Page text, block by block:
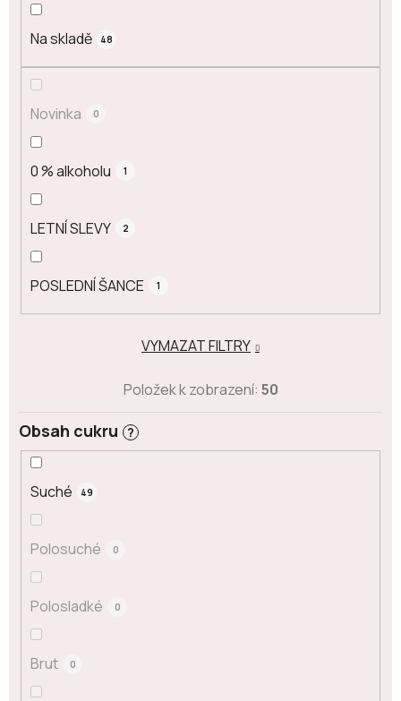
Na skladě 48
Novinka 0
0 % alkoholu 1
LETNÍ SLEVY 2
POSLEDNÍ ŠANCE 1
Obsah cukru ?
Suché 49
Polosuché 0
Polosladké 0
Brut 0
VYMAZAT FILTRY
Položek k zobrazení: 50